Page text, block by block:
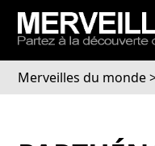
Merveilles du monde